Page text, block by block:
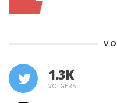
1.3K
VOLGERS